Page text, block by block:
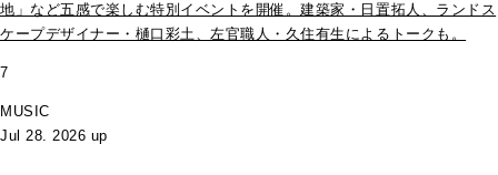
地」など五感で楽しむ特別イベントを開催。建築家・日置拓人、ランドス
ケープデザイナー・樋口彩土、左官職人・久住有生によるトークも。
7
MUSIC
Jul 28. 2026 up